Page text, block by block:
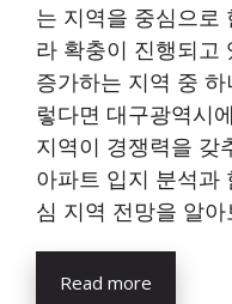
는 지역을 중심으로
라 확충이 진행되고
증가하는 지역 중
렇다면 대구광역시
지역이 경쟁력을 갖
아파트 입지 분석과
심 지역 전망을 알
Read more